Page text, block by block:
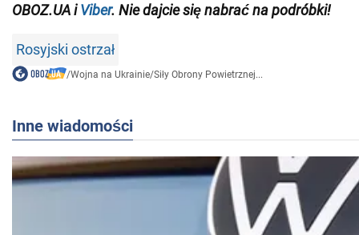
OBOZ.UA iViber. Nie dajcie się nabrać na podróbki!
Rosyjski ostrzał
/Wojna na Ukrainie/Siły Obrony Powietrznej...
Inne wiadomości